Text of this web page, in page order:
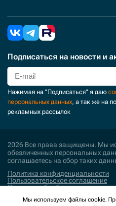
Подписаться на новости и
Нажимая на "Подписаться" я даю
персональных данных, а так же на
рекламных рассылок
2026 Все права защищены. Мы
обезличенных персональных
соглашаетесь на сбор таких
Политика конфиденциальности
Пользовательское соглашение
Политика обработки
Мы используем файлы cookie.